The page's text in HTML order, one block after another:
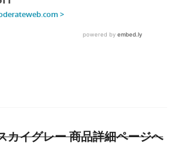
カイグレー 商品詳細ページへ